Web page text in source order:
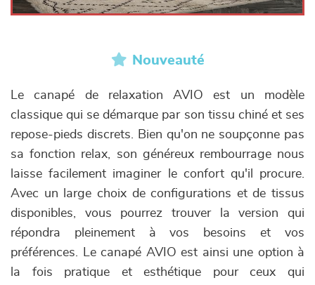
Nouveauté
Le canapé de relaxation AVIO est un modèle
classique qui se démarque par son tissu chiné et ses
repose-pieds discrets. Bien qu'on ne soupçonne pas
sa fonction relax, son généreux rembourrage nous
laisse facilement imaginer le confort qu'il procure.
Avec un large choix de configurations et de tissus
disponibles, vous pourrez trouver la version qui
répondra pleinement à vos besoins et vos
préférences. Le canapé AVIO est ainsi une option à
la fois pratique et esthétique pour ceux qui